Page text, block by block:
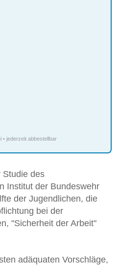
• jederzeit abbestellbar
Studie des
Institut der Bundeswehr
der Jugendlichen, die
bei der
"Sicherheit der Arbeit"
adäquaten Vorschläge,